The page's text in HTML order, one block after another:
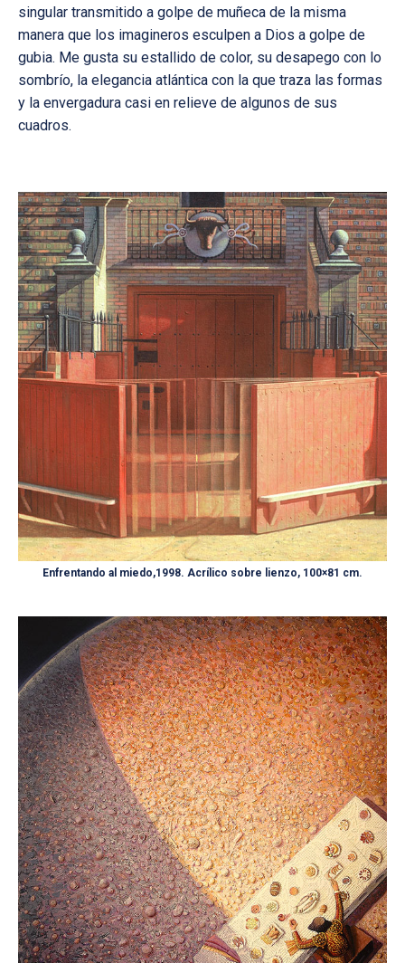
singular transmitido a golpe de muñeca de la misma
manera que los imagineros esculpen a Dios a golpe de
gubia. Me gusta su estallido de color, su desapego con lo
sombrío, la elegancia atlántica con la que traza las formas
y la envergadura casi en relieve de algunos de sus
cuadros.
Enfrentando al miedo,1998. Acrílico sobre lienzo, 100×81 cm.